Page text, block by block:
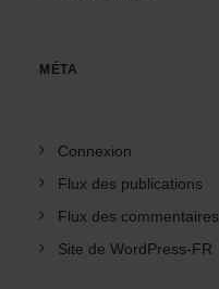
MÉTA
Connexion
Flux des publications
Flux des commentaires
Site de WordPress-FR